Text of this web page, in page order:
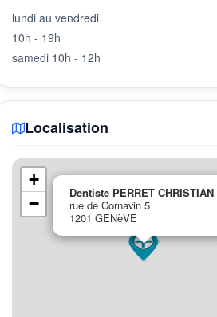
lundi au vendredi
10h - 19h
samedi 10h - 12h
Localisation
Dentiste PERRET CHRISTIAN
rue de Cornavin 5
1201 GENèVE
+
−